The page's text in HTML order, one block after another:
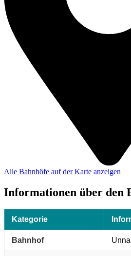
Alle Bahnhöfe auf der Karte anzeigen
Informationen über den
Kategorie
Bahnhof Unna